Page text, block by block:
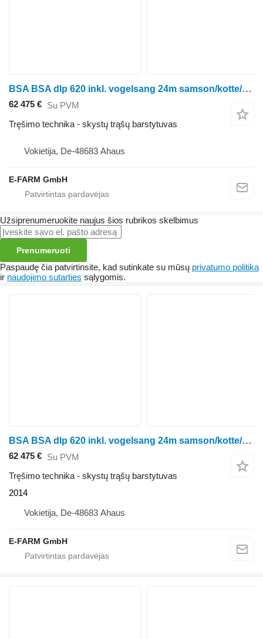
BSA BSA dlp 620 inkl. vogelsang 24m samson/kotte/wienhof
62 475 € Su PVM
Tręšimo technika - skystų trąšų barstytuvas
Vokietija, De-48683 Ahaus
E-FARM GmbH
Užsiprenumeruokite naujus šios rubrikos skelbimus
Prenumeruoti
Paspaudę čia patvirtinsite, kad sutinkate su mūsų privatumo politika
ir naudojimo sutarties sąlygomis.
BSA BSA dlp 620 inkl. vogelsang 24m samson/kotte/wienhoff
62 475 € Su PVM
Tręšimo technika - skystų trąšų barstytuvas
2014
Vokietija, De-48683 Ahaus
E-FARM GmbH